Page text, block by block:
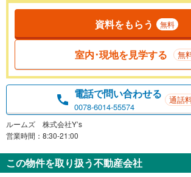
資料をもらう 無料
室内･現地を見学する 無
電話で問い合わせる
0078-6014-55574
通話
ルームズ 株式会社Y’s
営業時間：8:30-21:00
この物件を取り扱う不動産会社